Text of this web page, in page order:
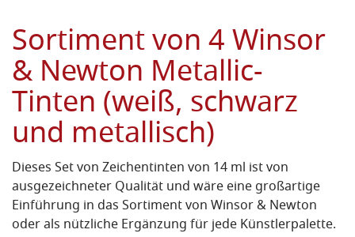
Sortiment von 4 Winsor
& Newton Metallic-
Tinten (weiß, schwarz
und metallisch)
Dieses Set von Zeichentinten von 14 ml ist von
ausgezeichneter Qualität und wäre eine großartige
Einführung in das Sortiment von Winsor & Newton
oder als nützliche Ergänzung für jede Künstlerpalette.